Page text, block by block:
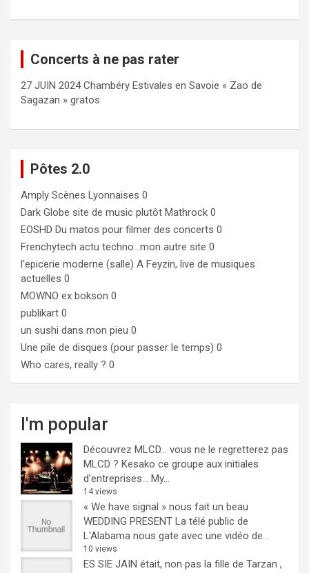
Concerts à ne pas rater
27 JUIN 2024 Chambéry Estivales en Savoie « Zao de
Sagazan » gratos
Pôtes 2.0
Amply Scènes Lyonnaises 0
Dark Globe site de music plutôt Mathrock 0
EOSHD Du matos pour filmer des concerts 0
Frenchytech actu techno…mon autre site 0
l'epicerie moderne (salle) A Feyzin, live de musiques
actuelles 0
MOWNO ex bokson 0
publikart 0
un sushi dans mon pieu 0
Une pile de disques (pour passer le temps) 0
Who cares, really ? 0
I'm popular
Découvrez MLCD… vous ne le regretterez pas
MLCD ? Kesako ce groupe aux initiales
d’entreprises… My...
14 views
« We have signal » nous fait un beau
WEDDING PRESENT La télé public de
L'Alabama nous gate avec une vidéo de...
10 views
ES SIE JAIN était, non pas la fille de Tarzan ,